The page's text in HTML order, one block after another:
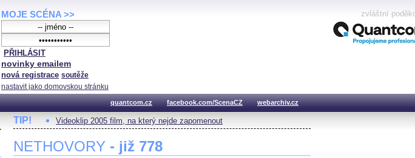
MOJE SCÉNA >>
PŘIHLÁSIT
novinky emailem
nová registrace soutěže
nastavit jako domovskou stránku
zvláštní
quantcom.cz facebook.com/ScenaCZ webarchiv.cz
TIP! Videoklip 2005 film, na který nejde zapomenout
NETHOVORY - již 778